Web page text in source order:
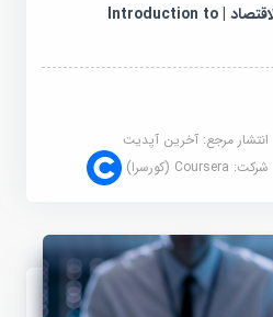
دانلود مقدمة في علم الاقتصاد | Introduction to
انتشار مرجع:آخرین آپدیت
شرکت:Coursera (کورسرا)